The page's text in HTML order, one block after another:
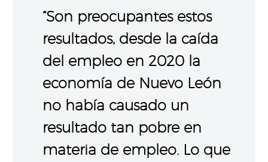
“Son preocupantes estos
resultados, desde la caída
del empleo en 2020 la
economía de Nuevo León
no había causado un
resultado tan pobre en
materia de empleo. Lo que